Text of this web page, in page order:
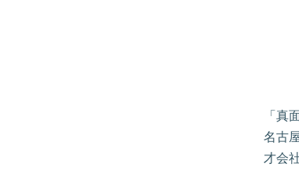
「真
名古
才会